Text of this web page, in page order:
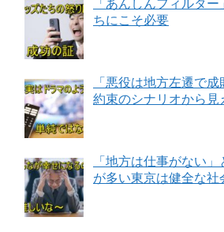
「あんしんフィルタ
ちにこそ必要
「悪役は地方左遷で
約束のシナリオから見
「地方は仕事がない
が多い東京は健全な社